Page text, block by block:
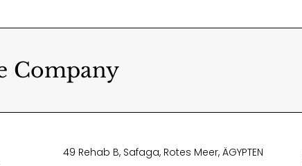
Company
49 Rehab B, Safaga, Rotes Meer, ÄGYPTEN